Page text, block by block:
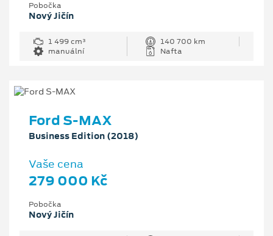
Pobočka
Nový Jičín
1 499 cm³
140 700 km
manuální
Nafta
Ford S-MAX
Business Edition (2018)
Vaše cena
279 000 Kč
Pobočka
Nový Jičín